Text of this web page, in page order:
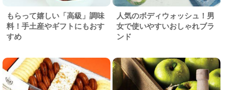
もらって嬉しい「高級」調味
料！手土産やギフトにもおす
すめ
人気のボディウォッシュ！男
女で使いやすいおしゃれブラ
ンド